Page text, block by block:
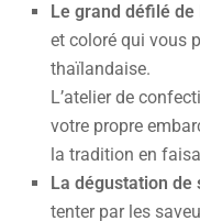
Le grand défilé de
et coloré qui vous
thaïlandaise.
L’atelier de
votre propre
la tradition en
La dégustation
tenter par les